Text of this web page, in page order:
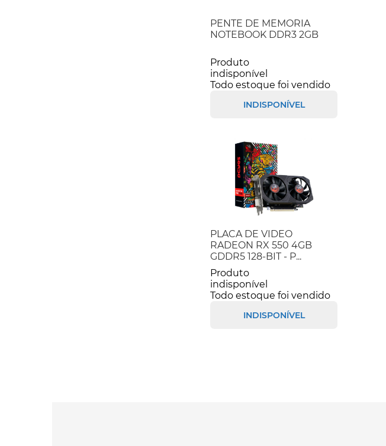
PENTE DE MEMORIA
NOTEBOOK DDR3 2GB
Produto
indisponível
Todo estoque foi vendido
INDISPONÍVEL
PLACA DE VIDEO
RADEON RX 550 4GB
GDDR5 128-BIT - P...
Produto
indisponível
Todo estoque foi vendido
INDISPONÍVEL